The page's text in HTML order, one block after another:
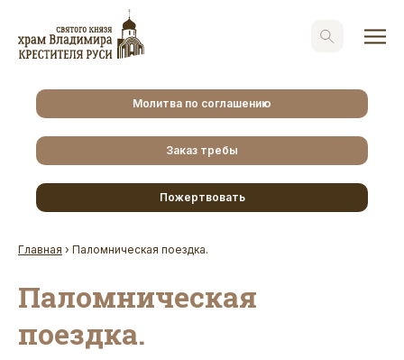
Молитва по соглашению
Заказ требы
Пожертвовать
Главная › Паломническая поездка.
Паломническая
поездка.